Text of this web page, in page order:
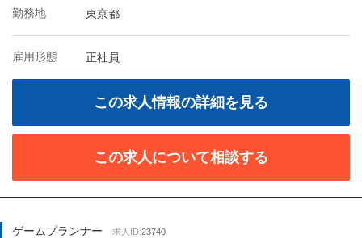
勤務地 東京都
雇用形態 正社員
この求人情報の詳細を見る
この求人について相談する
ゲームプランナー 求人ID:23740